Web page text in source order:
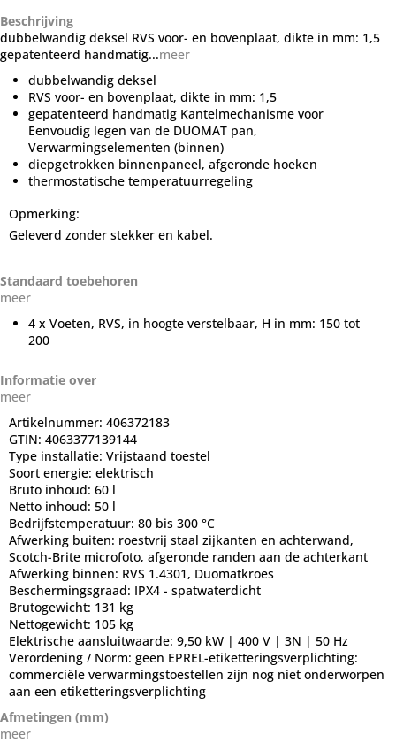
Beschrijving
dubbelwandig deksel RVS voor- en bovenplaat, dikte in mm: 1,5
gepatenteerd handmatig...meer
dubbelwandig deksel
RVS voor- en bovenplaat, dikte in mm: 1,5
gepatenteerd handmatig Kantelmechanisme voor
Eenvoudig legen van de DUOMAT pan,
Verwarmingselementen (binnen)
diepgetrokken binnenpaneel, afgeronde hoeken
thermostatische temperatuurregeling
Opmerking:
Geleverd zonder stekker en kabel.
Standaard toebehoren
meer
4 x Voeten, RVS, in hoogte verstelbaar, H in mm: 150 tot
200
Informatie over
meer
Artikelnummer: 406372183
GTIN: 4063377139144
Type installatie: Vrijstaand toestel
Soort energie: elektrisch
Bruto inhoud: 60 l
Netto inhoud: 50 l
Bedrijfstemperatuur: 80 bis 300 °C
Afwerking buiten: roestvrij staal zijkanten en achterwand,
Scotch-Brite microfoto, afgeronde randen aan de achterkant
Afwerking binnen: RVS 1.4301, Duomatkroes
Beschermingsgraad: IPX4 - spatwaterdicht
Brutogewicht: 131 kg
Nettogewicht: 105 kg
Elektrische aansluitwaarde: 9,50 kW | 400 V | 3N | 50 Hz
Verordening / Norm: geen EPREL-etiketteringsverplichting:
commerciële verwarmingstoestellen zijn nog niet onderworpen
aan een etiketteringsverplichting
Afmetingen (mm)
meer